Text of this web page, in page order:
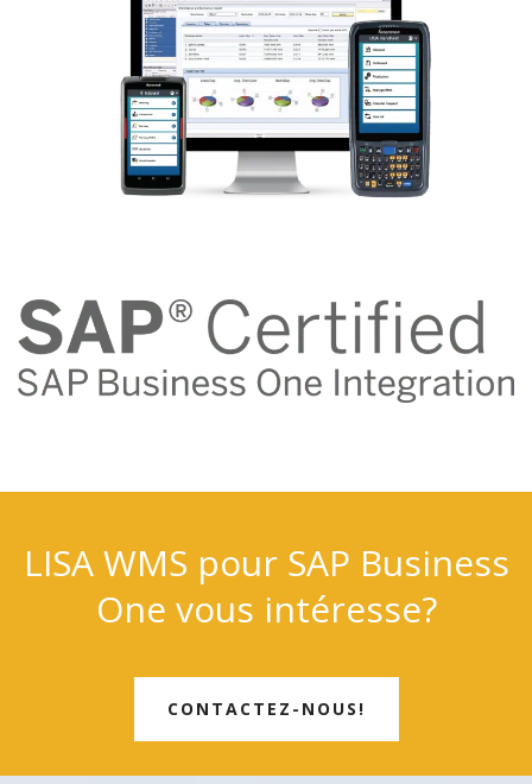
LISA WMS pour SAP Business
One vous intéresse?
CONTACTEZ-NOUS!